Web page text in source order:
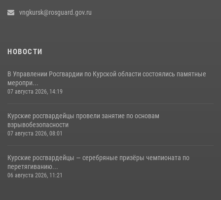
vngkursk@rosguard.gov.ru
НОВОСТИ
В Управлении Росгвардии по Курской области состоялись памятные
меропри...
07 августа 2026, 14:19
Курские росгвардейцы провели занятие по основам
взрывобезопасности
07 августа 2026, 08:01
Курские росгвардейцы — серебряные призёры чемпионата по
перетягиванию...
06 августа 2026, 11:21